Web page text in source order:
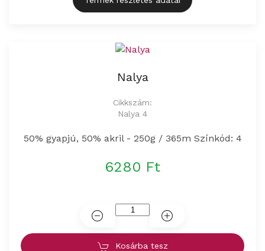
Nalya
Cikkszám:
Nalya 4
50% gyapjú, 50% akril - 250g / 365m Színkód: 4
6280 Ft
Kosárba tesz